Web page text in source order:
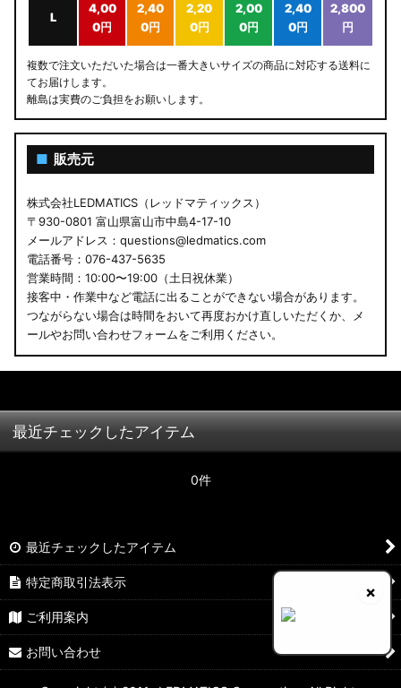
L
4,00
0円
2,40
0円
2,20
0円
2,00
0円
2,40
0円
2,800
円
複数で注文いただいた場合は一番大きいサイズの商品に対応する送料に
てお届けします。
離島は実費のご負担をお願いします。
■ 販売元
株式会社LEDMATICS（レッドマティックス）
〒930-0801 富山県富山市中島4-17-10
メールアドレス：questions@ledmatics.com
電話番号：076-437-5635
営業時間：10:00〜19:00（土日祝休業）
接客中・作業中など電話に出ることができない場合があります。
つながらない場合は時間をおいて再度おかけ直しいただくか、メ
ールやお問い合わせフォームをご利用ください。
×
最近チェックしたアイテム
0件
最近チェックしたアイテム
特定商取引法表示
ご利用案内
お問い合わせ